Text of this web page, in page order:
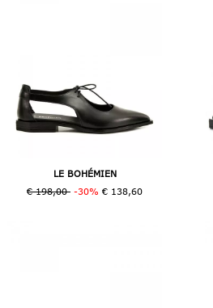
LE BOHÉMIEN
€ 198,00 -30% € 138,60